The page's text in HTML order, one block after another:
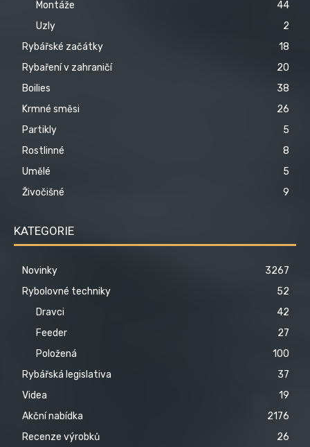
Montáže
44
Uzly
2
Rybářské začátky
18
Rybaření v zahraničí
20
Boilies
38
Krmné směsi
26
Partikly
5
Rostlinné
8
Umělé
5
Živočišné
9
KATEGORIE
Novinky
3267
Rybolovné techniky
52
Dravci
42
Feeder
27
Položená
100
Rybářská legislativa
37
Videa
19
Akční nabídka
2176
Recenze výrobků
26